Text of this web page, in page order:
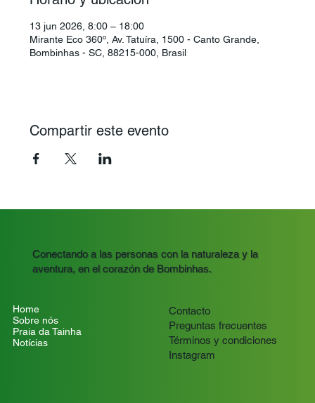
13 jun 2026, 8:00 – 18:00
Mirante Eco 360º, Av. Tatuíra, 1500 - Canto Grande,
Bombinhas - SC, 88215-000, Brasil
Compartir este evento
Conectando a las personas con la naturaleza y la
aventura, en el corazón de Bombinhas.
Home
Sobre nós
Praia da Tainha
Notícias
Contacto
Preguntas frecuentes
Términos y condiciones
Instagram